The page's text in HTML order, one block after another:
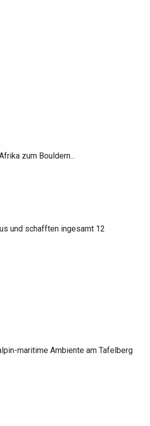
zum Bouldern...
und schafften ingesamt 12
maritime Ambiente am Tafelberg